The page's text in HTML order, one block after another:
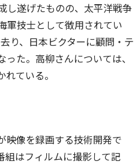
し遂げたものの、太平洋戦争
軍技士として徴用されてい
り、日本ビクターに顧問・テ
た。高柳さんについては、
ている。
映像を録画する技術開発で
組はフィルムに撮影して記